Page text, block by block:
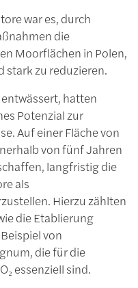
war es, durch
die
Moorflächen in Polen,
stark zu reduzieren.
hatten
Potenzial zur
Auf einer Fläche von
von fünf Jahren
langfristig die
als
Hierzu zählten
die Etablierung
von
die für die
essenziell sind.